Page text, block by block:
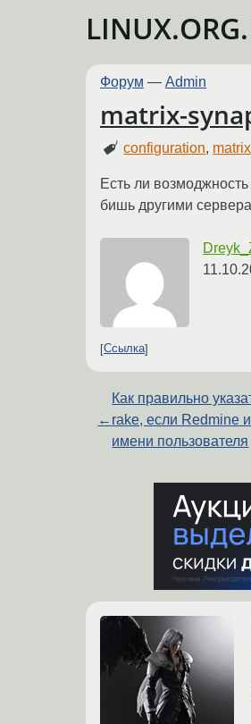
Форум — Admin
matrix-
configuration, matrix
Есть ли
бишь другими
Ссылка
←
Как правильно
rake, если Redmine
имени пользователя